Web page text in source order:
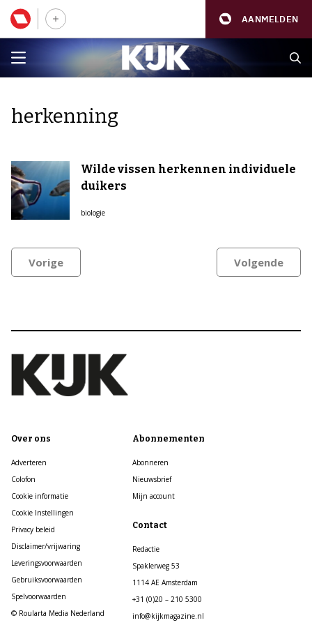
AANMELDEN
herkenning
Wilde vissen herkennen individuele
duikers
biologie
Vorige Volgende
Over ons
Adverteren
Colofon
Cookie informatie
Cookie Instellingen
Privacy beleid
Disclaimer/vrijwaring
Leveringsvoorwaarden
Gebruiksvoorwaarden
Spelvoorwaarden
© Roularta Media Nederland
Abonnementen
Abonneren
Nieuwsbrief
Mijn account
Contact
Redactie
Spaklerweg 53
1114 AE Amsterdam
+31 (0)20 – 210 5300
info@kijkmagazine.nl